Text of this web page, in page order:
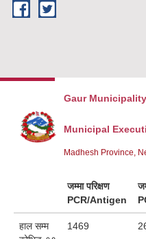
Skip to main content
Gaur
Municipal
Madhesh Province,
जम्मा परिक्षण
PCR/Antigen
हाल सम्म
1469